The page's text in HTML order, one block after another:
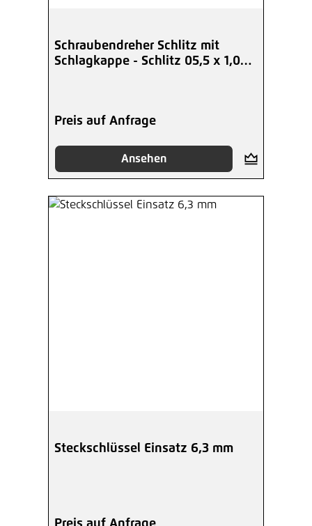
Schraubendreher Schlitz mit
Schlagkappe - Schlitz 05,5 x 1,0
Preis auf Anfrage
Ansehen
Steckschlüssel Einsatz 6,3 mm